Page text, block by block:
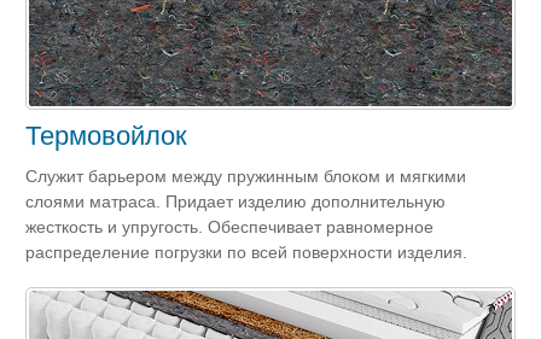
Термовойлок
Служит барьером между пружинным блоком и мягкими
слоями матраса. Придает изделию дополнительную
жесткость и упругость. Обеспечивает равномерное
распределение погрузки по всей поверхности изделия.